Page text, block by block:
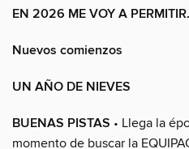
EN 2026 ME VOY A
Nuevos comienzos
UN AÑO DE NIEVES
BUENAS PISTAS • Llega la
momento de buscar la